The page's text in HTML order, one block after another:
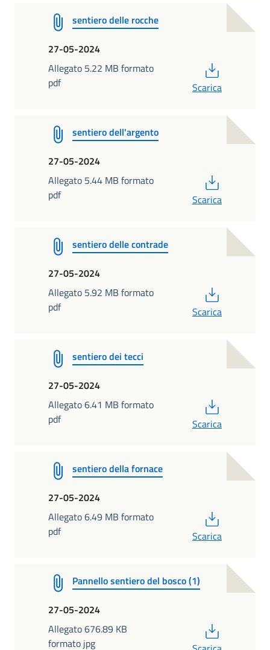
sentiero delle rocche
27-05-2024
Allegato 5.22 MB formato
pdf
Scarica
sentiero dell'argento
27-05-2024
Allegato 5.44 MB formato
pdf
Scarica
sentiero delle contrade
27-05-2024
Allegato 5.92 MB formato
pdf
Scarica
sentiero dei tecci
27-05-2024
Allegato 6.41 MB formato
pdf
Scarica
sentiero della fornace
27-05-2024
Allegato 6.49 MB formato
pdf
Scarica
Pannello sentiero del bosco (1)
27-05-2024
Allegato 676.89 KB
formato jpg